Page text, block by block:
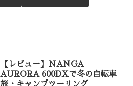
【レビュー】NANGA
AURORA 600DXで冬の自転車
旅・キャンプツーリング